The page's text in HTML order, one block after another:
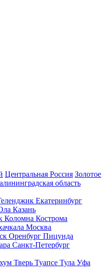
Центральная Россия Золотое
область
Екатеринбург
Казань
Коломна Кострома
Москва
Оренбург Пицунда
Санкт-Петербург
Тверь Туапсе Тула Уфа